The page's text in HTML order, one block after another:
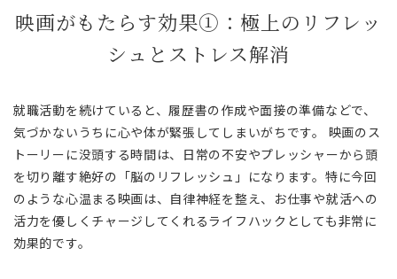
映画がもたらす効果①：極上のリフレッ
シュとストレス解消
就職活動を続けていると、履歴書の作成や面接の準備などで、
気づかないうちに心や体が緊張してしまいがちです。 映画のス
トーリーに没頭する時間は、日常の不安やプレッシャーから頭
を切り離す絶好の「脳のリフレッシュ」になります。特に今回
のような心温まる映画は、自律神経を整え、お仕事や就活への
活力を優しくチャージしてくれるライフハックとしても非常に
効果的です。